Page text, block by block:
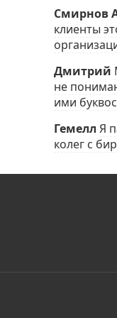
Смирнов
клиенты
Дмитрий
не
ими
Гемелл Я
колег с